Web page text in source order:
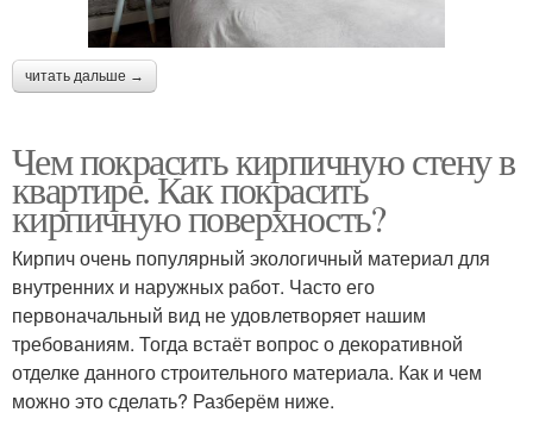
читать дальше →
Чем покрасить кирпичную стену в
квартире. Как покрасить
кирпичную поверхность?
Кирпич очень популярный экологичный материал для
внутренних и наружных работ. Часто его
первоначальный вид не удовлетворяет нашим
требованиям. Тогда встаёт вопрос о декоративной
отделке данного строительного материала. Как и чем
можно это сделать? Разберём ниже.